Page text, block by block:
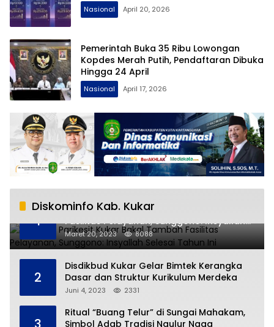
Nasional April 20, 2026
Pemerintah Buka 35 Ribu Lowongan
Kopdes Merah Putih, Pendaftaran Dibuka
Hingga 24 April
Nasional April 17, 2026
Diskominfo Kab. Kukar
1
RSUD AM Parikesit Kukar Bakal Tambah
Fasilitas Pelayanan, Sunggono: Insyallah
Selesai Tahun Ini
Maret 20, 2023 8088
2
Disdikbud Kukar Gelar Bimtek Kerangka
Dasar dan Struktur Kurikulum Merdeka
Juni 4, 2023 2331
Ritual “Buang Telur” di Sungai Mahakam,
Simbol Adab Tradisi Ngulur Naga